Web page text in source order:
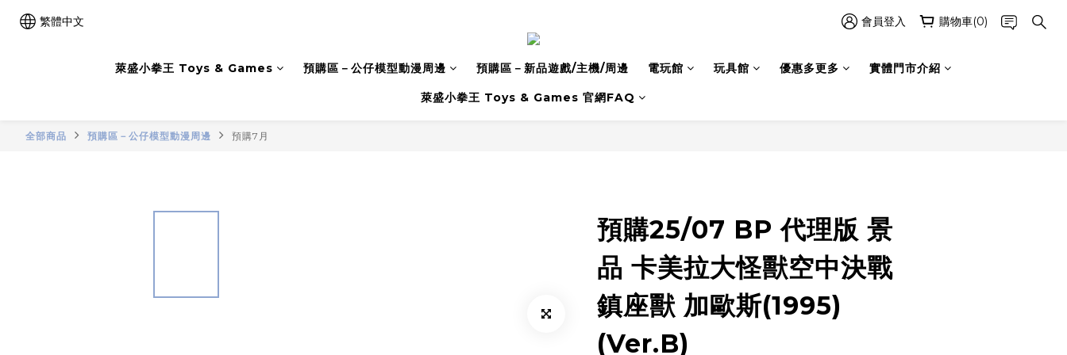
繁體中文 會員登入 購物車(0)
萊盛小拳王 Toys & Games 預購區－公仔模型動漫周邊 預購區－新品遊戲/主機/周邊 電玩館 玩具館 優惠多更多 實體門市介紹
萊盛小拳王 Toys & Games 官網FAQ
全部商品 預購區－公仔模型動漫周邊 預購7月
預購25/07 BP 代理版 景
品 卡美拉大怪獸空中決戰
鎮座獸 加歐斯(1995)
(Ver.B)